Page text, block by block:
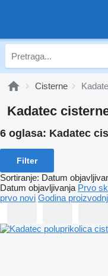
Cisterne
Kadatec
6 oglasa: Kadatec
Filter
Sortiranje: Datum
Datum objavljivanja Prvo
prvo novi Godina